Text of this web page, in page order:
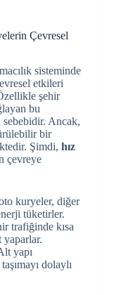
Çevresel
sisteminde
etkileri
şehir
bu
sebebidir. Ancak,
bir
Şimdi, hız
çevreye
kuryeler, diğer
tüketirler.
trafiğinde kısa
yaparlar.
yapı
dolaylı